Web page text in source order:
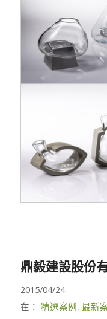
鼎毅建設股份
2015/04/24
在： 精選案例, 最新